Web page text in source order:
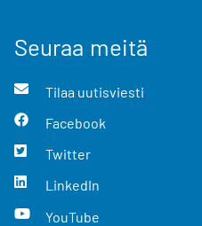
Seuraa meitä
Tilaa uutisviesti
Facebook
Twitter
LinkedIn
YouTube